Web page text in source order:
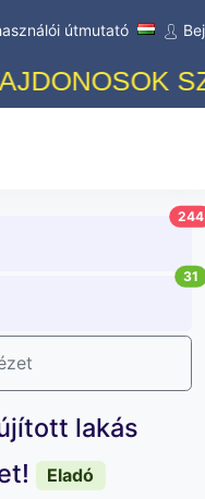
útmutató
244
31
lakás
Eladó